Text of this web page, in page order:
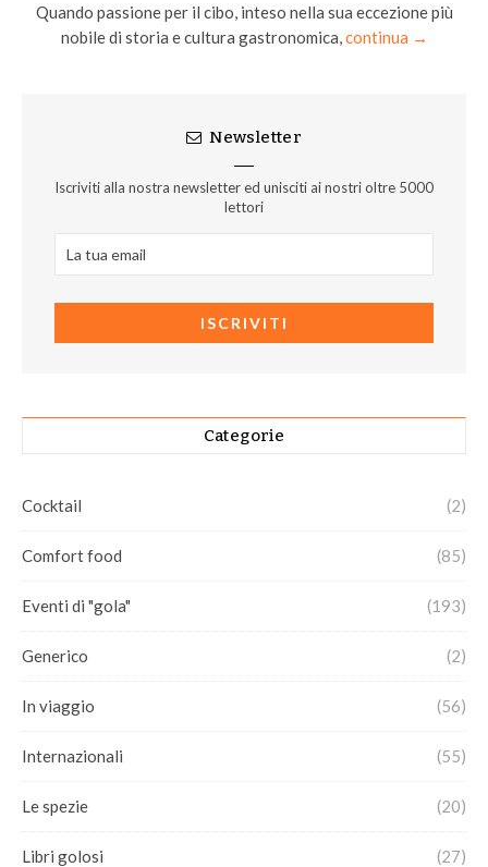
Quando passione per il cibo, inteso nella sua eccezione più
nobile di storia e cultura gastronomica,continua →
Newsletter
Iscriviti alla nostra newsletter ed unisciti ai nostri oltre 5000
lettori
Categorie
Cocktail (2)
Comfort food (85)
Eventi di "gola" (193)
Generico (2)
In viaggio (56)
Internazionali (55)
Le spezie (20)
Libri golosi (27)